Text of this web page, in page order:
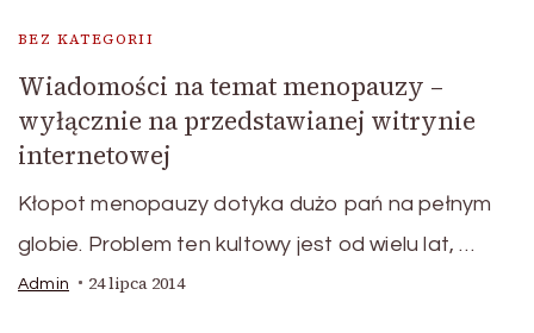
BEZ KATEGORII
Wiadomości na temat menopauzy –
wyłącznie na przedstawianej witrynie
internetowej
Kłopot menopauzy dotyka dużo pań na pełnym
globie. Problem ten kultowy jest od wielu lat, …
Admin 24 lipca 2014